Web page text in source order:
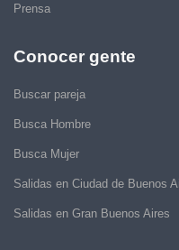
Prensa
Conocer gente
Buscar pareja
Busca Hombre
Busca Mujer
Salidas en Ciudad de Buenos
Salidas en Gran Buenos Aires